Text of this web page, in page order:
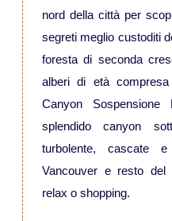
nord della città per
segreti meglio custoditi
foresta di seconda
alberi di età
Canyon
splendido canyon
turbolente, cascate
Vancouver e resto del
relax o shopping.